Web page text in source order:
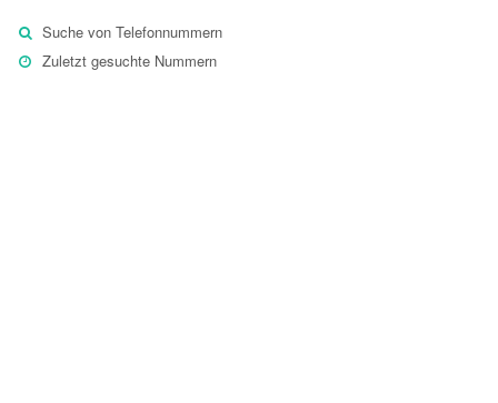
Suche von Telefonnummern
Zuletzt gesuchte Nummern